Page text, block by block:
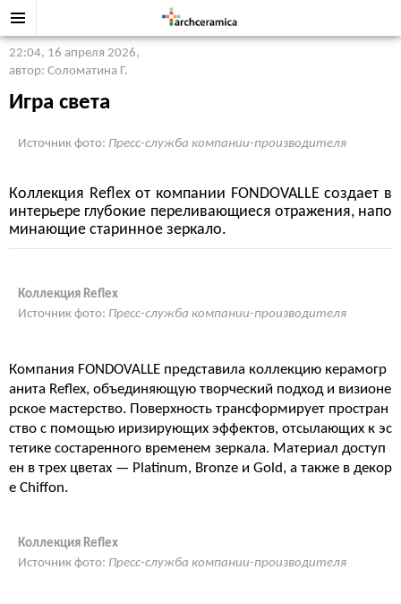
22:04, 16 апреля 2026,
автор: Соломатина Г.
Игра света
Источник фото: Пресс-служба компании-производителя
Коллекция Reflex от компании FONDOVALLE создает в
интерьере глубокие переливающиеся отражения, напо
минающие старинное зеркало.
Коллекция Reflex
Источник фото: Пресс-служба компании-производителя
Компания FONDOVALLE представила коллекцию керамогр
анита Reflex, объединяющую творческий подход и визионе
рское мастерство. Поверхность трансформирует простран
ство с помощью иризирующих эффектов, отсылающих к эс
тетике состаренного временем зеркала. Материал доступ
ен в трех цветах — Platinum, Bronze и Gold, а также в декор
е Chiffon.
Коллекция Reflex
Источник фото: Пресс-служба компании-производителя